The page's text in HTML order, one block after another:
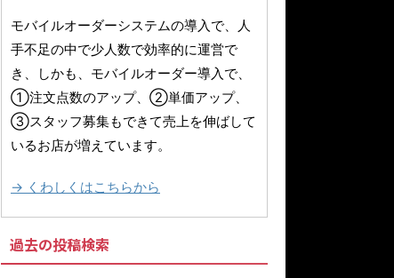
モバイルオーダーシステムの導入で、人
手不足の中で少人数で効率的に運営で
き、しかも、モバイルオーダー導入で、
①注文点数のアップ、②単価アップ、
③スタッフ募集もできて売上を伸ばして
いるお店が増えています。
→ くわしくはこちらから
過去の投稿検索